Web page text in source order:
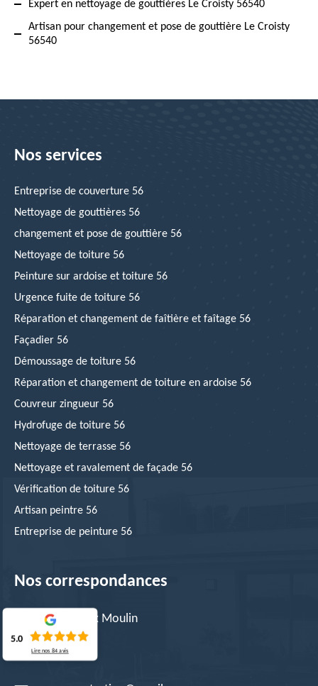
Expert en nettoyage de gouttières Le Croisty 56540
Artisan pour changement et pose de gouttière Le Croisty
56540
Nos services
Entreprise de couverture 56
Nettoyage de gouttières 56
changement et pose de gouttière 56
Nettoyage de toiture 56
Peinture sur ardoise et toiture 56
Urgence fuite de toiture 56
Réparation et changement de faîtière et faîtage 56
Façadier 56
Démoussage de toiture 56
Réparation et changement de toiture en ardoise 56
Couvreur zingueur 56
Hydrofuge de toiture 56
Nettoyage de terrasse 56
Nettoyage et ravalement de façade 56
Vérification de toiture 56
Artisan peintre 56
Entreprise de peinture 56
Nos correspondances
10 RUE du Vieux Moulin
56530 Quéven
FRANCE
5.0
Lire nos84 avis